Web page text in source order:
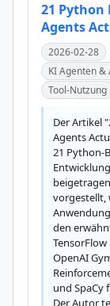
21 Python
Agents
2026-02-28
KI Agenten
Tool-Nutzung
Der Artikel
Agents
21 Python-
vorgestellt,
den
OpenAI
und SpaCy
Der Autor